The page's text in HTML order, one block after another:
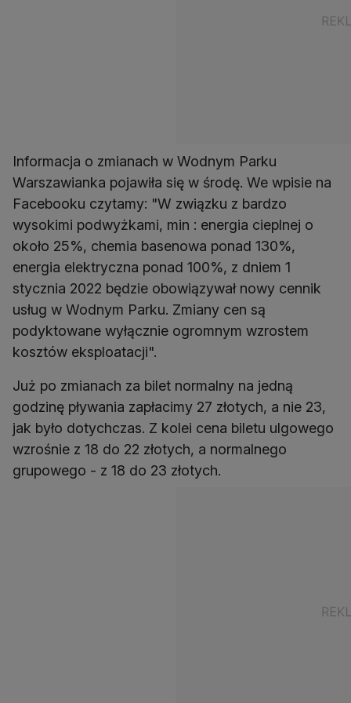
Informacja o zmianach w Wodnym Parku
Warszawianka pojawiła się w środę. We wpisie na
Facebooku czytamy: "W związku z bardzo
wysokimi podwyżkami, min : energia cieplnej o
około 25%, chemia basenowa ponad 130%,
energia elektryczna ponad 100%, z dniem 1
stycznia 2022 będzie obowiązywał nowy cennik
usług w Wodnym Parku. Zmiany cen są
podyktowane wyłącznie ogromnym wzrostem
kosztów eksploatacji".
Już po zmianach za bilet normalny na jedną
godzinę pływania zapłacimy 27 złotych, a nie 23,
jak było dotychczas. Z kolei cena biletu ulgowego
wzrośnie z 18 do 22 złotych, a normalnego
grupowego - z 18 do 23 złotych.